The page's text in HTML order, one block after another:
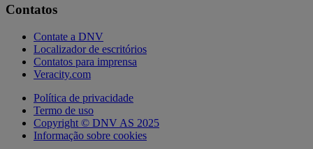
Contatos
Contate a DNV
Localizador de escritórios
Contatos para imprensa
Veracity.com
Política de privacidade
Termo de uso
Copyright © DNV AS 2025
Informação sobre cookies